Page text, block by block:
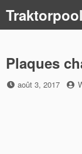
content
Plaques
Posted
août 3, 2017